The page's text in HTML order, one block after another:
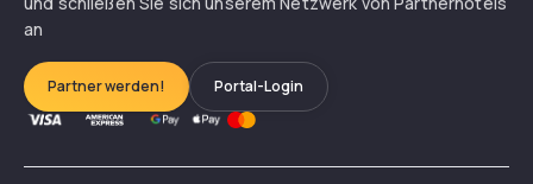
an
Partner werden! Portal-Login